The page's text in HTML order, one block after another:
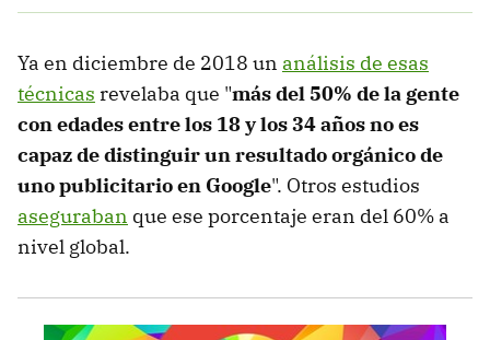
Ya en diciembre de 2018 un análisis de esas
técnicas revelaba que "más del 50% de la gente
con edades entre los 18 y los 34 años no es
capaz de distinguir un resultado orgánico de
uno publicitario en Google". Otros estudios
aseguraban que ese porcentaje eran del 60% a
nivel global.